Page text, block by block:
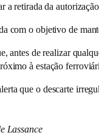
a retirada da
com o objetivo de
antes de realizar
à estação
que o descarte
Lassance